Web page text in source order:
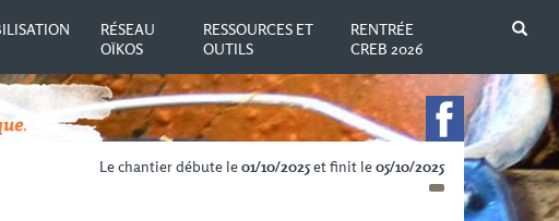
RÉSEAU
OÏKOS
RESSOURCES ET
OUTILS
RENTRÉE
CREB 2026
Le chantier débute le01/10/2025et finit le05/10/2025